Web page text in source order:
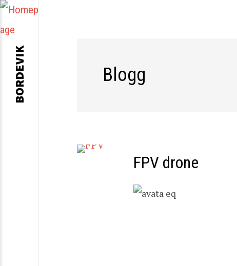
Blogg
FPV drone
BORDEVIK